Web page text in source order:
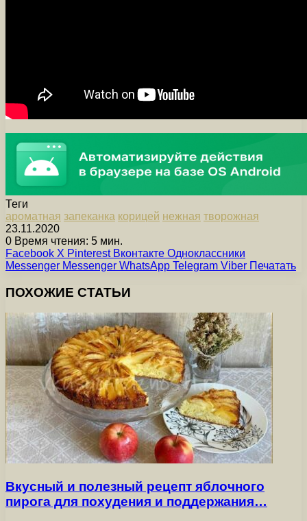
Теги
ароматная запеканка корицей нежная творожная
23.11.2020
0 Время чтения: 5 мин.
Facebook X Pinterest Вконтакте Одноклассники
Messenger Messenger WhatsApp Telegram Viber Печатать
ПОХОЖИЕ СТАТЬИ
Вкусный и полезный рецепт яблочного
пирога для похудения и поддержания…